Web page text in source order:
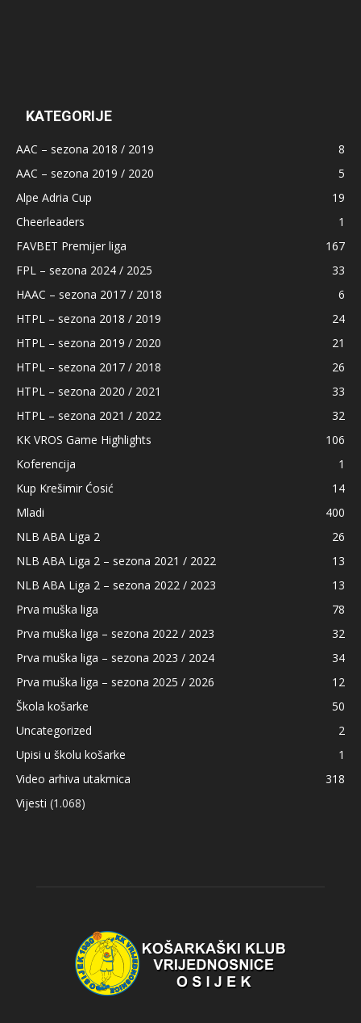
KATEGORIJE
AAC – sezona 2018 / 2019
8
AAC – sezona 2019 / 2020
5
Alpe Adria Cup
19
Cheerleaders
1
FAVBET Premijer liga
167
FPL – sezona 2024 / 2025
33
HAAC – sezona 2017 / 2018
6
HTPL – sezona 2018 / 2019
24
HTPL – sezona 2019 / 2020
21
HTPL – sezona 2017 / 2018
26
HTPL – sezona 2020 / 2021
33
HTPL – sezona 2021 / 2022
32
KK VROS Game Highlights
106
Koferencija
1
Kup Krešimir Ćosić
14
Mladi
400
NLB ABA Liga 2
26
NLB ABA Liga 2 – sezona 2021 / 2022
13
NLB ABA Liga 2 – sezona 2022 / 2023
13
Prva muška liga
78
Prva muška liga – sezona 2022 / 2023
32
Prva muška liga – sezona 2023 / 2024
34
Prva muška liga – sezona 2025 / 2026
12
Škola košarke
50
Uncategorized
2
Upisi u školu košarke
1
Video arhiva utakmica
318
Vijesti (1.068)